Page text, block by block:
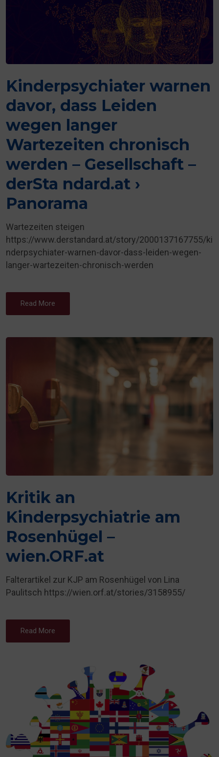
Kinderpsychiater warnen
davor, dass Leiden
wegen langer
Wartezeiten chronisch
werden – Gesellschaft –
derSta ndard.at ›
Panorama
Wartezeiten steigen
https://www.derstandard.at/story/2000137167755/ki
nderpsychiater-warnen-davor-dass-leiden-wegen-
langer-wartezeiten-chronisch-werden
Read More
Kritik an
Kinderpsychiatrie am
Rosenhügel –
wien.ORF.at
Falterartikel zur KJP am Rosenhügel von Lina
Paulitsch https://wien.orf.at/stories/3158955/
Read More